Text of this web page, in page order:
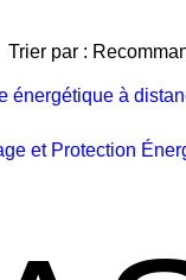
Trier par :
énergétique à
et Protection